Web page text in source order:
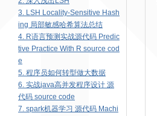
3. LSH Locality-Sensitive Hash
ing 局部敏感哈希算法总结
4. R语言预测实战源代码 Predic
tive Practice With R source cod
e
5. 程序员如何转型做大数据
6. 实战java高并发程序设计 源
代码 source code
7. spark机器学习 源代码 Machi